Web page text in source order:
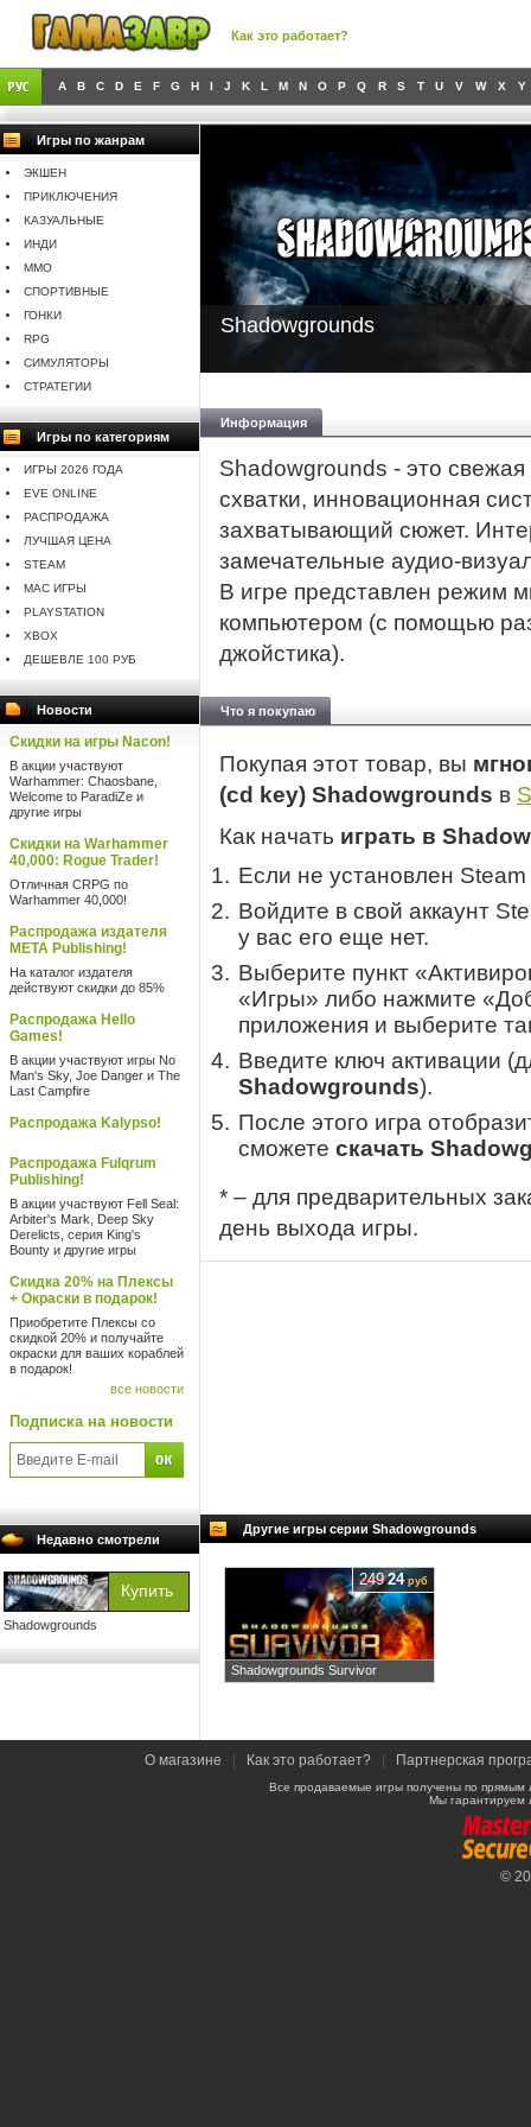
Как это работает?
A B C D E F G H I J K L M N O P Q R S T U V W X Y
Игры по жанрам
ЭКШЕН
ПРИКЛЮЧЕНИЯ
КАЗУАЛЬНЫЕ
ИНДИ
MMO
СПОРТИВНЫЕ
ГОНКИ
RPG
СИМУЛЯТОРЫ
СТРАТЕГИИ
Игры по категориям
ИГРЫ 2026 ГОДА
EVE ONLINE
РАСПРОДАЖА
ЛУЧШАЯ ЦЕНА
STEAM
MAC ИГРЫ
PLAYSTATION
XBOX
ДЕШЕВЛЕ 100 РУБ
Новости
Скидки на игры Nacon!
В акции участвуют
Warhammer: Chaosbane,
Welcome to ParadiZe и
другие игры
Скидки на Warhammer
40,000: Rogue Trader!
Отличная CRPG по
Warhammer 40,000!
Распродажа издателя
META Publishing!
На каталог издателя
действуют скидки до 85%
Распродажа Hello
Games!
В акции участвуют игры No
Man's Sky, Joe Danger и The
Last Campfire
Распродажа Kalypso!
Распродажа Fulqrum
Publishing!
В акции участвуют Fell Seal:
Arbiter's Mark, Deep Sky
Derelicts, серия King's
Bounty и другие игры
Скидка 20% на Плексы
+ Окраски в подарок!
Приобретите Плексы со
скидкой 20% и получайте
окраски для ваших кораблей
в подарок!
все новости
Подписка на новости
Недавно смотрели
Shadowgrounds
Shadowgrounds
Информация
Shadowgrounds - это
схватки, инновационная
захватывающий сюжет.
замечательные аудио-
В игре представлен режим
компьютером (с помощью
джойстика).
Что я покупаю
Покупая этот товар, вы
(cd key) Shadowgrounds в
Как начать играть в
Если не установлен
Войдите в свой аккаунт
у вас его еще нет.
Выберите пункт
«Игры» либо нажмите
приложения и выберите
Введите ключ активации
Shadowgrounds).
После этого игра
сможете скачать
* – для предварительных
день выхода игры.
Другие игры серии Shadowgrounds
Shadowgrounds Survivor
249 24руб
О магазине Как это работает? Партнерская
Все продаваемые игры получены по
Мы гарантируем
©